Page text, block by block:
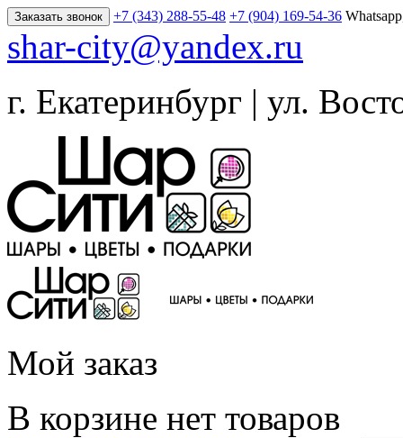
Заказать звонок +7 (343) 288-55-48 +7 (904) 169-54-36
shar-city@yandex.ru
г. Екатеринбург | ул.
Мой заказ
В корзине нет товаров